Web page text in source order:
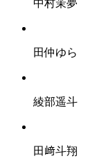
中村茉夢
田仲ゆら
綾部遥斗
田﨑斗翔